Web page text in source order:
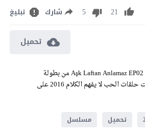
21
5 شارك تبليغ
تحميل
مشاهدة مسلسل الحب لا يفهم الكلام الحلقة 2 مترجمة، رابط تحميل الحلقة 2 من الحب لا يفهم من الكلام Aşk Laftan Anlamaz EP02 من بطولة
هاندا ارتشيل، بوراك دينيز، أوغوزهان كاربي، اوزجان تيك ديمير، مرورة جاغران، سليمان فيليك، وعرضت حلقات الحب لا يفهم الكلام 2016 على
تحميل
مسلسل